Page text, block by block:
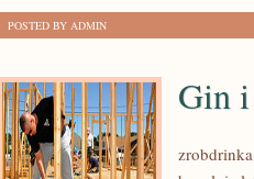
POSTED BY ADMIN
Gin